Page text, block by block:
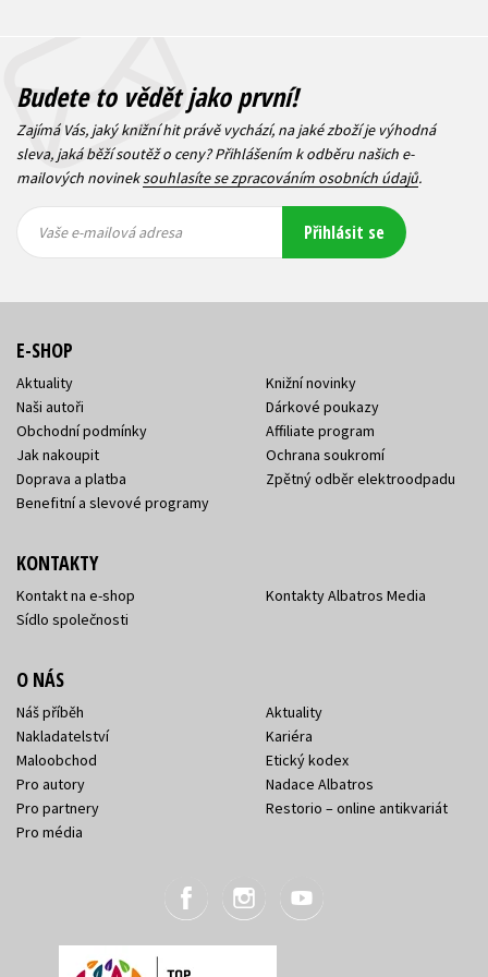
Budete to vědět jako první!
Zajímá Vás, jaký knižní hit právě vychází, na jaké zboží je výhodná
sleva, jaká běží soutěž o ceny? Přihlášením k odběru našich e-
mailových novineksouhlasíte se zpracováním osobních údajů.
mailová
mailová
Vaše e-mailová adresa Přihlásit se
E-SHOP
Aktuality
Naši autoři
Obchodní podmínky
Jak nakoupit
Doprava a platba
Benefitní a slevové programy
Knižní novinky
Dárkové poukazy
Affiliate program
Ochrana soukromí
Zpětný odběr elektroodpadu
KONTAKTY
Kontakt na e-shop
Sídlo společnosti
Kontakty Albatros Media
O NÁS
Náš příběh
Nakladatelství
Maloobchod
Pro autory
Pro partnery
Pro média
Aktuality
Kariéra
Etický kodex
Nadace Albatros
Restorio – online antikvariát